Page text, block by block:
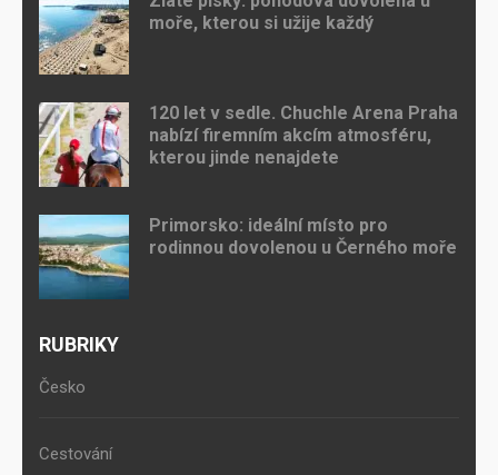
moře, kterou si užije každý
120 let v sedle. Chuchle Arena Praha
nabízí firemním akcím atmosféru,
kterou jinde nenajdete
Primorsko: ideální místo pro
rodinnou dovolenou u Černého moře
RUBRIKY
Česko
Cestování